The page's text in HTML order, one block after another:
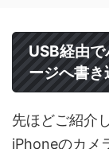
USB経由
ージへ書
先ほどご紹介
iPhoneのカメ